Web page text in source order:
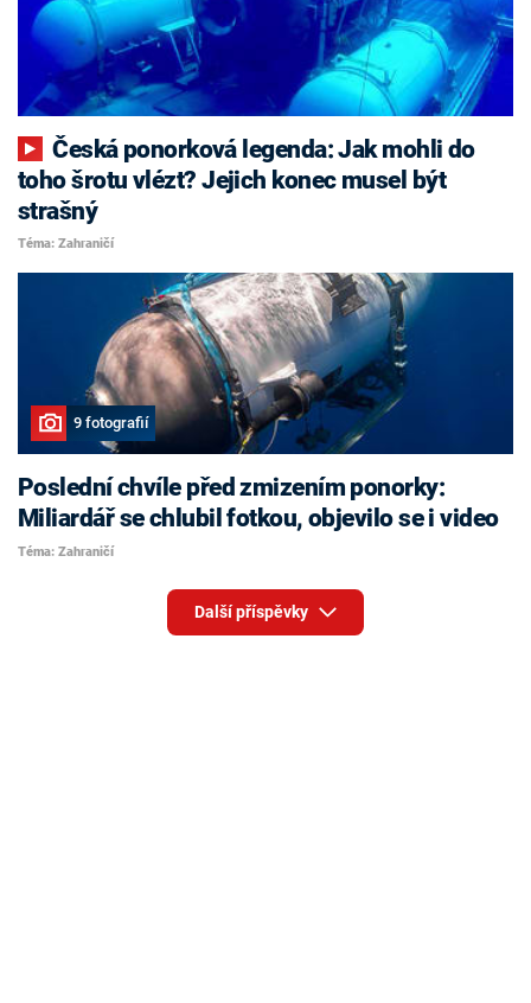
Česká ponorková legenda: Jak mohli do
toho šrotu vlézt? Jejich konec musel být
strašný
Téma: Zahraničí
9 fotografií
Poslední chvíle před zmizením ponorky:
Miliardář se chlubil fotkou, objevilo se i video
Téma: Zahraničí
Další příspěvky